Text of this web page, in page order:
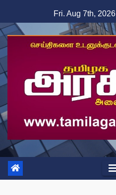
to
content
Fri. Aug 7th, 2026